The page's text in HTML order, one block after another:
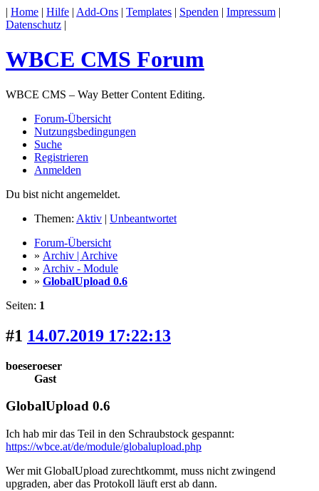
| Home | Hilfe | Add-Ons | Templates | Spenden | Impressum |
Datenschutz |
WBCE CMS Forum
WBCE CMS – Way Better Content Editing.
Forum-Übersicht
Nutzungsbedingungen
Suche
Registrieren
Anmelden
Du bist nicht angemeldet.
Themen: Aktiv | Unbeantwortet
Forum-Übersicht
» Archiv | Archive
» Archiv - Module
» GlobalUpload 0.6
Seiten: 1
#1 14.07.2019 17:22:13
boeseroeser
Gast
GlobalUpload 0.6
Ich hab mir das Teil in den Schraubstock gespannt:
https://wbce.at/de/module/globalupload.php
Wer mit GlobalUpload zurechtkommt, muss nicht zwingend
upgraden, aber das Protokoll läuft erst ab dann.